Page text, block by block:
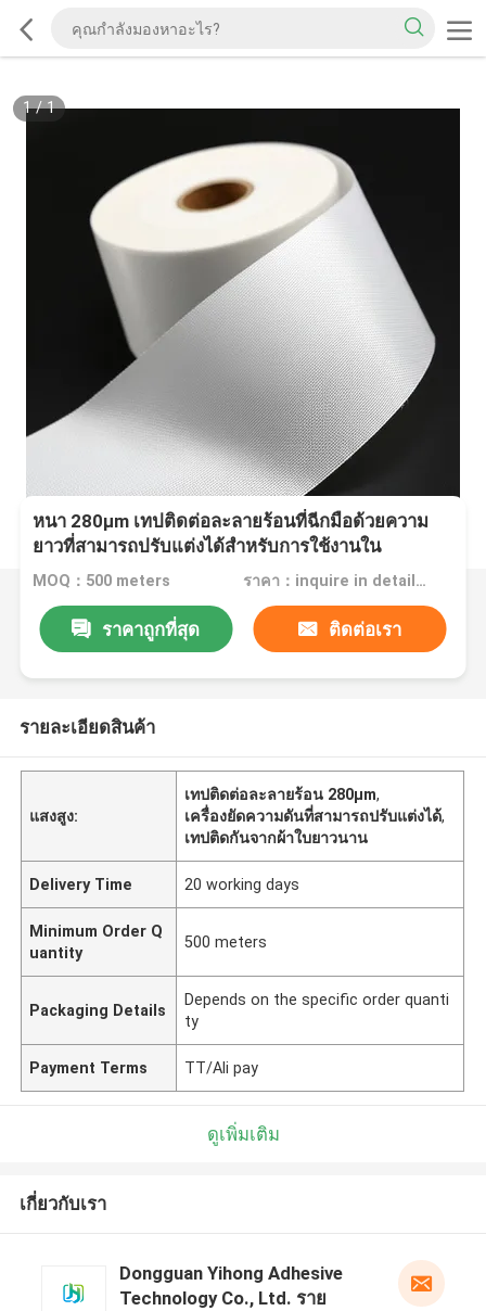
1/1
หนา 280μm เทปติดต่อละลายร้อนที่ฉีกมือด้วยความ
ยาวที่สามารถปรับแต่งได้สําหรับการใช้งานใน
อุตสาหกรรม
MOQ：500 meters ราคา：inquire in detailPlease contact us for quotation
ราคาถูกที่สุด ติดต่อเรา
รายละเอียดสินค้า
แสงสูง:
เทปติดต่อละลายร้อน 280μm,
เครื่องยัดความดันที่สามารถปรับแต่งได้,
เทปติดกันจากผ้าใบยาวนาน
Delivery Time 20 working days
Minimum Order Q
uantity
500 meters
Packaging Details
Depends on the specific order quanti
ty
Payment Terms TT/Ali pay
ดูเพิ่มเติม
เกี่ยวกับเรา
Dongguan Yihong Adhesive
Technology Co., Ltd. ราย